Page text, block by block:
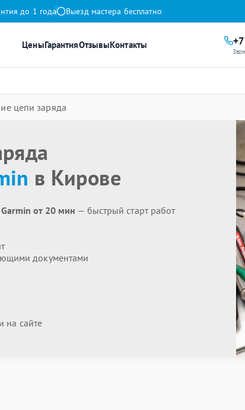
до 1 года Выезд мастера бесплатно
ЦеныГарантияОтзывыКонтакты
цепи заряда
в Кирове
от 20 мин — быстрый старт работ
документами
на сайте